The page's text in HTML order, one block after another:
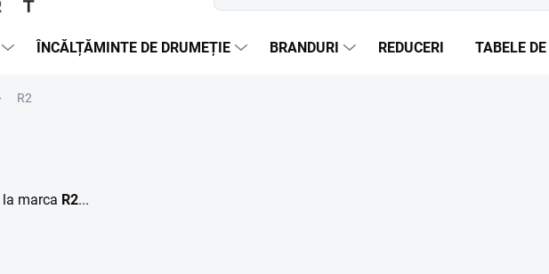
ÎNCĂLȚĂMINTE DE DRUMEȚIE BRANDURI REDUCERI TABELE
R2
marca R2...